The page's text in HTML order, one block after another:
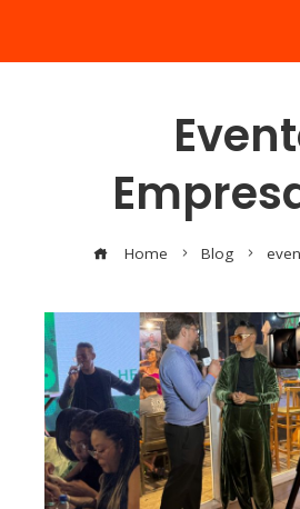
Home Blog